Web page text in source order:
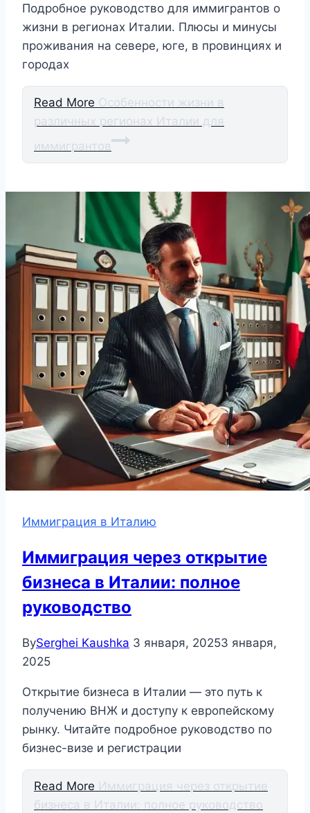
Подробное руководство для иммигрантов о
жизни в регионах Италии. Плюсы и минусы
проживания на севере, юге, в провинциях и
городах
Read More Особенности жизни в
различных регионах Италии для
иммигрантов
Иммиграция в Италию
Иммиграция через открытие
бизнеса в Италии: полное
руководство
BySerghei Kaushka 3 января, 20253 января,
2025
Открытие бизнеса в Италии — это путь к
получению ВНЖ и доступу к европейскому
рынку. Читайте подробное руководство по
бизнес-визе и регистрации
Read More Иммиграция через открытие
бизнеса в Италии: полное руководство